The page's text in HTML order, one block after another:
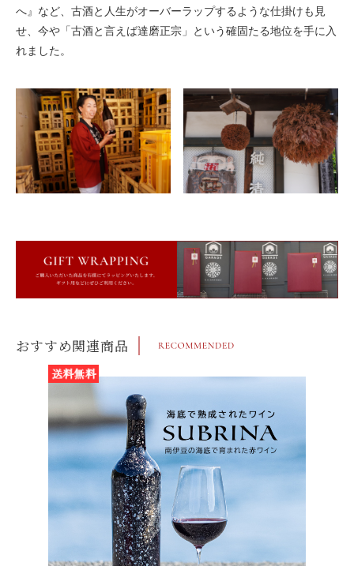
へ』など、古酒と人生がオーバーラップするような仕掛けも見
せ、今や「古酒と言えば達磨正宗」という確固たる地位を手に入
れました。
おすすめ関連商品